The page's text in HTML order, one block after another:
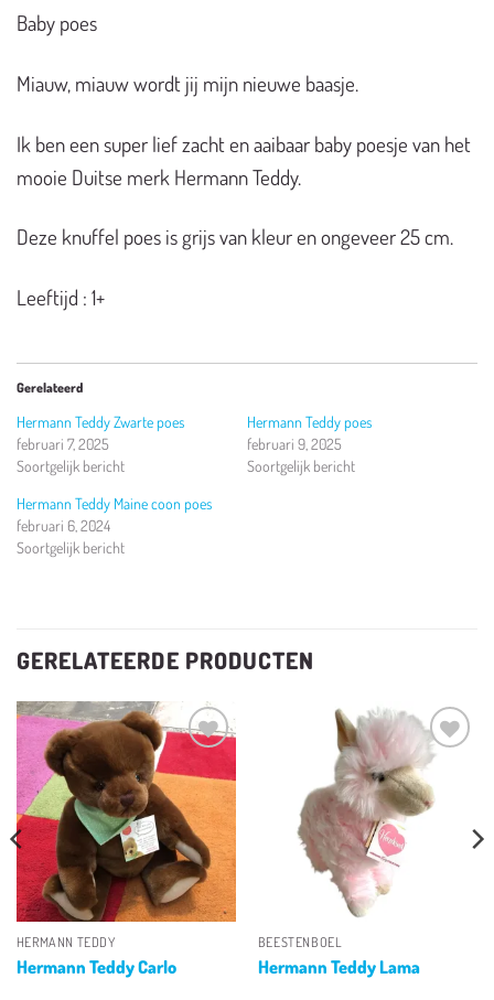
Baby poes
Miauw, miauw wordt jij mijn nieuwe baasje.
Ik ben een super lief zacht en aaibaar baby poesje van het
mooie Duitse merk Hermann Teddy.
Deze knuffel poes is grijs van kleur en ongeveer 25 cm.
Leeftijd : 1+
Gerelateerd
Hermann Teddy Zwarte poes
februari 7, 2025
Soortgelijk bericht
Hermann Teddy poes
februari 9, 2025
Soortgelijk bericht
Hermann Teddy Maine coon poes
februari 6, 2024
Soortgelijk bericht
GERELATEERDE PRODUCTEN
Toevoegen
aan
verlanglijst
HERMANN TEDDY
Hermann Teddy Carlo
Toevoegen
aan
verlanglijst
BEESTENBOEL
Hermann Teddy Lama